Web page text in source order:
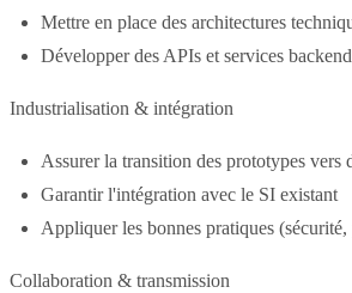
Mettre en place des architectures
Développer des APIs et services backend
Industrialisation & intégration
Assurer la transition des prototypes vers
Garantir l'intégration avec le SI existant
Appliquer les bonnes pratiques
Collaboration & transmission